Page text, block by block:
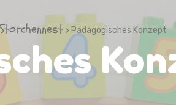
> Pädagogisches Konzept